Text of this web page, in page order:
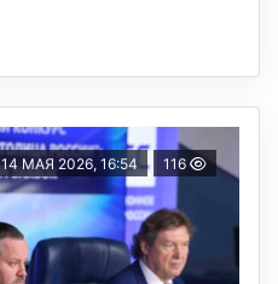
14 МАЯ 2026, 16:54 116